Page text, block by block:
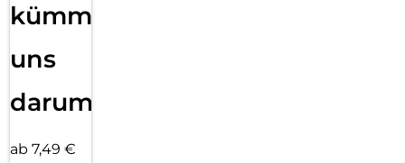
kümmern
uns
darum!
ab 7,49 €